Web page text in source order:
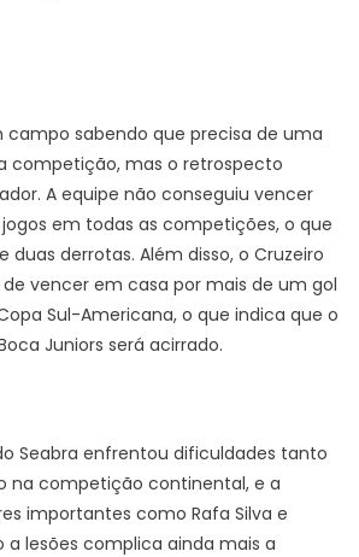
campo sabendo que precisa de uma
competição, mas o retrospecto
A equipe não conseguiu vencer
em todas as competições, o que
duas derrotas. Além disso, o Cruzeiro
vencer em casa por mais de um gol
Sul-Americana, o que indica que o
Juniors será acirrado.
Seabra enfrentou dificuldades tanto
na competição continental, e a
importantes como Rafa Silva e
a lesões complica ainda mais a